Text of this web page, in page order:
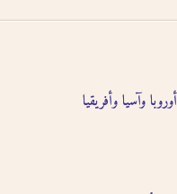
وآسيا وأفريقيا